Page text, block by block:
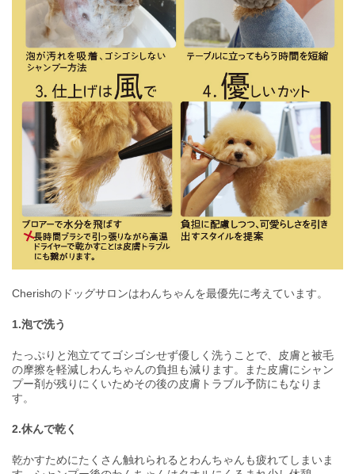
Cherishのドッグサロンはわんちゃんを最優先に考えています。
1.泡で洗う
たっぷりと泡立ててゴシゴシせず優しく洗うことで、皮膚と被毛
の摩擦を軽減しわんちゃんの負担も減ります。また皮膚にシャン
プー剤が残りにくいためその後の皮膚トラブル予防にもなりま
す。
2.休んで乾く
乾かすためにたくさん触れられるとわんちゃんも疲れてしまいま